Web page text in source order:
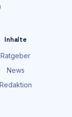
Inhalte
Ratgeber
News
Redaktion